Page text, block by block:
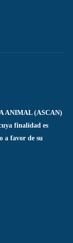
ANIMAL (ASCAN)
finalidad es
a favor de su